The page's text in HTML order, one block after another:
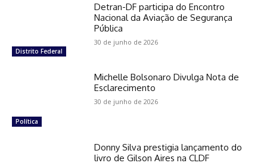
Distrito Federal
Detran-DF participa do Encontro
Nacional da Aviação de Segurança
Pública
30 de junho de 2026
Política
Michelle Bolsonaro Divulga Nota de
Esclarecimento
30 de junho de 2026
Donny Silva prestigia lançamento do
livro de Gilson Aires na CLDF